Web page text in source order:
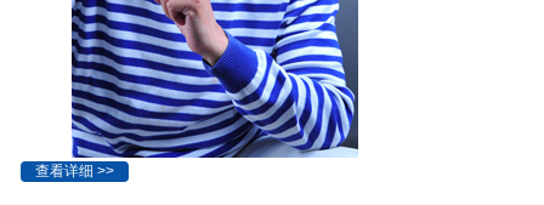
查看详细 >>